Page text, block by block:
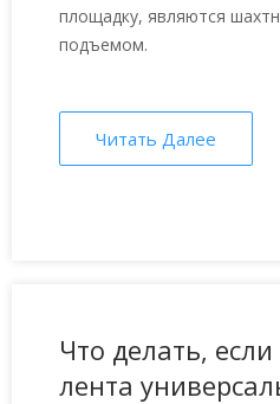
площадку, являются
подъемом.
Читать Далее
Что делать,
лента